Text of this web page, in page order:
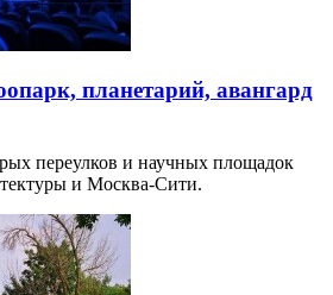
планетарий, авангард
переулков и научных площадок
и Москва-Сити.